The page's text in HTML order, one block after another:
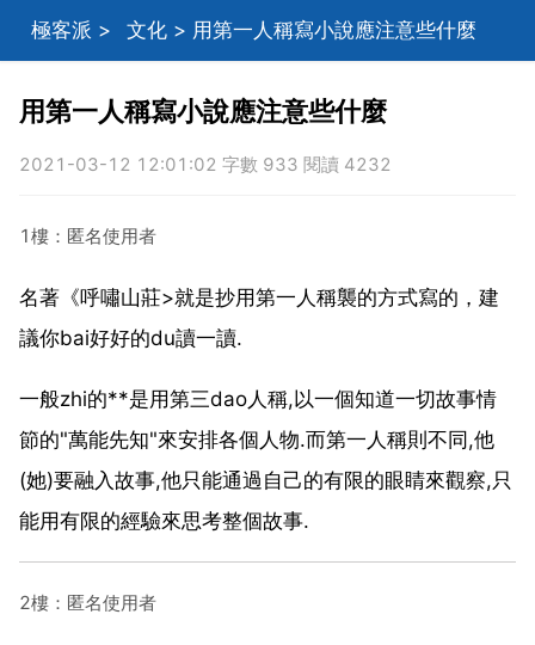
極客派 > 文化 > 用第一人稱寫小說應注意些什麼
用第一人稱寫小說應注意些什麼
2021-03-12 12:01:02 字數 933 閱讀 4232
1樓：匿名使用者
名著《呼嘯山莊>就是抄用第一人稱襲的方式寫的，建
議你bai好好的du讀一讀.
一般zhi的**是用第三dao人稱,以一個知道一切故事情
節的"萬能先知"來安排各個人物.而第一人稱則不同,他
(她)要融入故事,他只能通過自己的有限的眼睛來觀察,只
能用有限的經驗來思考整個故事.
2樓：匿名使用者